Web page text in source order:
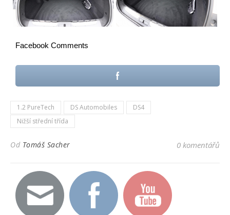
Facebook Comments
1.2 PureTech DS Automobiles
DS4
Nižší střední třída
Od Tomáš Sacher 0 komentářů